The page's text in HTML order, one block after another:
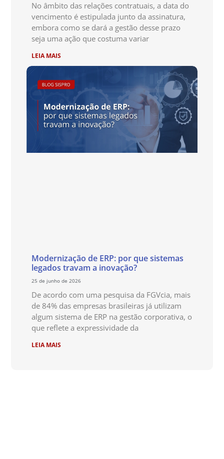
No âmbito das relações contratuais, a data do
vencimento é estipulada junto da assinatura,
embora como se dará a gestão desse prazo
seja uma ação que costuma variar
LEIA MAIS
Modernização de ERP: por que sistemas
legados travam a inovação?
25 de junho de 2026
De acordo com uma pesquisa da FGVcia, mais
de 84% das empresas brasileiras já utilizam
algum sistema de ERP na gestão corporativa, o
que reflete a expressividade da
LEIA MAIS